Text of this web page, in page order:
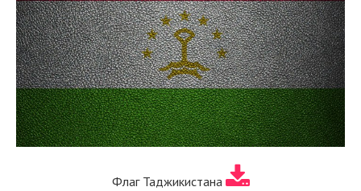
Флаг Таджикистана